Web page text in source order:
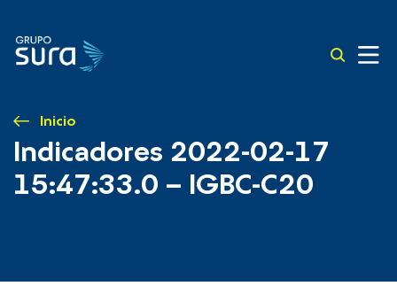
Inicio
Indicadores 2022-02-17
15:47:33.0 – IGBC-C20